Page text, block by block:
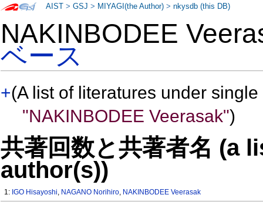
NAKINBODEE
ベース
+(A list of literatures under
"NAKINBODEE Veerasak")
共著回数と共著者名 (a
author(s))
1: IGO Hisayoshi, NAGANO Norihiro, NAKINBODEE Veerasak
AIST >GSJ > MIYAGI(the Author) >nkysdb (this DB)